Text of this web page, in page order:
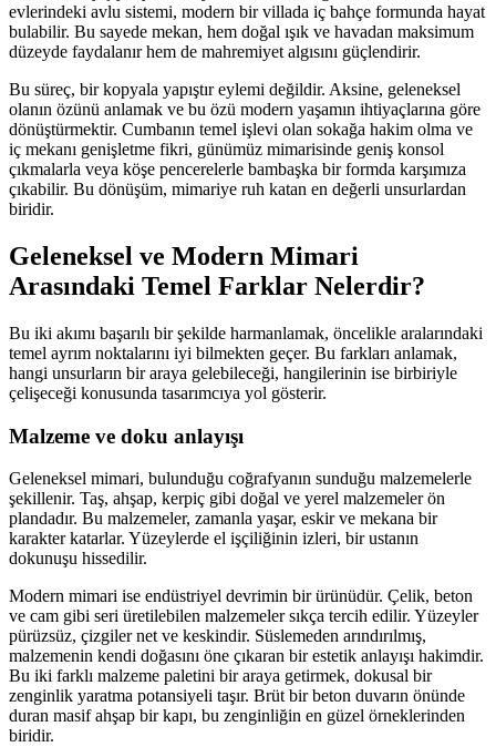
evlerindeki avlu sistemi, modern bir villada iç bahçe formunda hayat
bulabilir. Bu sayede mekan, hem doğal ışık ve havadan maksimum
düzeyde faydalanır hem de mahremiyet algısını güçlendirir.
Bu süreç, bir kopyala yapıştır eylemi değildir. Aksine, geleneksel
olanın özünü anlamak ve bu özü modern yaşamın ihtiyaçlarına göre
dönüştürmektir. Cumbanın temel işlevi olan sokağa hakim olma ve
iç mekanı genişletme fikri, günümüz mimarisinde geniş konsol
çıkmalarla veya köşe pencerelerle bambaşka bir formda karşımıza
çıkabilir. Bu dönüşüm, mimariye ruh katan en değerli unsurlardan
biridir.
Geleneksel ve Modern Mimari
Arasındaki Temel Farklar Nelerdir?
Bu iki akımı başarılı bir şekilde harmanlamak, öncelikle aralarındaki
temel ayrım noktalarını iyi bilmekten geçer. Bu farkları anlamak,
hangi unsurların bir araya gelebileceği, hangilerinin ise birbiriyle
çelişeceği konusunda tasarımcıya yol gösterir.
Malzeme ve doku anlayışı
Geleneksel mimari, bulunduğu coğrafyanın sunduğu malzemelerle
şekillenir. Taş, ahşap, kerpiç gibi doğal ve yerel malzemeler ön
plandadır. Bu malzemeler, zamanla yaşar, eskir ve mekana bir
karakter katarlar. Yüzeylerde el işçiliğinin izleri, bir ustanın
dokunuşu hissedilir.
Modern mimari ise endüstriyel devrimin bir ürünüdür. Çelik, beton
ve cam gibi seri üretilebilen malzemeler sıkça tercih edilir. Yüzeyler
pürüzsüz, çizgiler net ve keskindir. Süslemeden arındırılmış,
malzemenin kendi doğasını öne çıkaran bir estetik anlayışı hakimdir.
Bu iki farklı malzeme paletini bir araya getirmek, dokusal bir
zenginlik yaratma potansiyeli taşır. Brüt bir beton duvarın önünde
duran masif ahşap bir kapı, bu zenginliğin en güzel örneklerinden
biridir.